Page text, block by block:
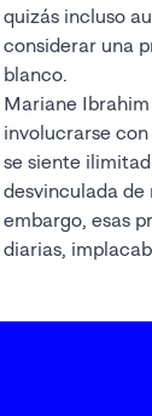
quizás incluso audaz, de abrir una ventana a un proceso, de
considerar una práctica artística desde el marco del cubo
blanco.
Mariane Ibrahim ha invitado a ruby onyinyechi
involucrarse con México y
se siente ilimitada,
desvinculada de nuestras preocupaciones diarias. Sin
embargo, esas
diarias, implacables, proteicas. Colisionan con las suyas,